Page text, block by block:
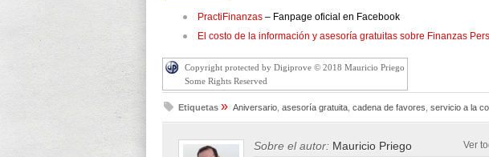
PractiFinanzas – Fanpage oficial en Facebook
El costo de la información y asesoría gratuitas sobre Finanzas
Copyright protected by Digiprove © 2018 Mauricio Priego
Some Rights Reserved
Etiquetas » Aniversario asesoría gratuita cadena de favores servicio a la
Sobre el autor: Mauricio Priego Ver